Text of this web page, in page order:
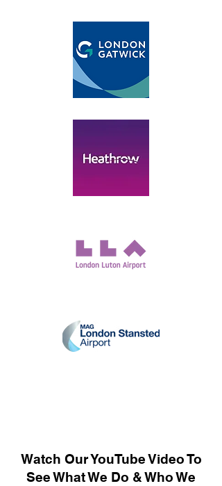
Watch Our YouTube Video To
See What We Do & Who We